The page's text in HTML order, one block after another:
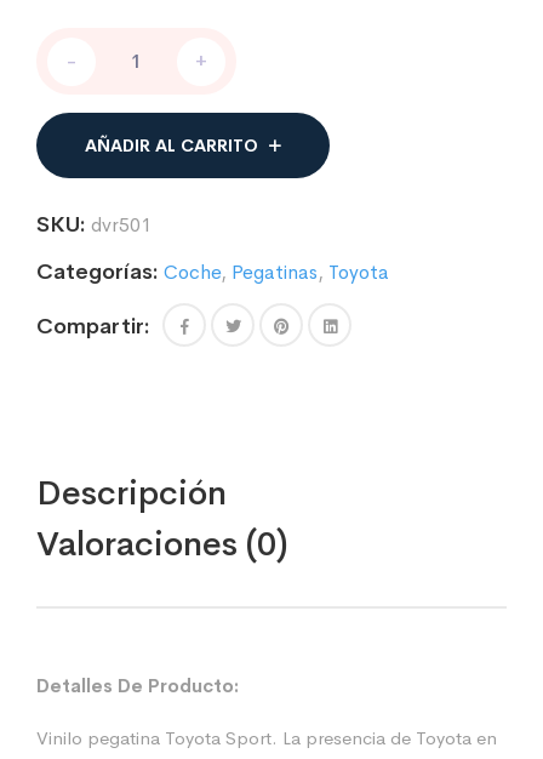
Sport
unidades
cantidad
- +
AÑADIR AL CARRITO
SKU: dvr501
Categorías: Coche, Pegatinas, Toyota
Compartir:
Descripción
Valoraciones (0)
Detalles De Producto:
Vinilo pegatina Toyota Sport. La presencia de Toyota en